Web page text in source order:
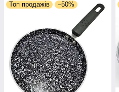
Топ продажів –50%